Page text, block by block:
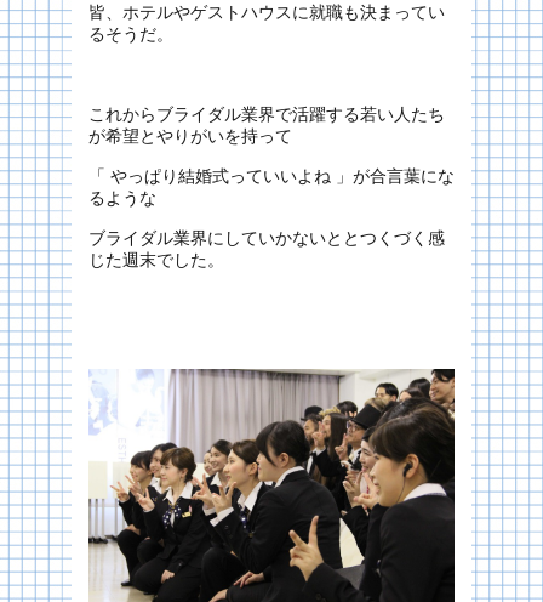
皆、ホテルやゲストハウスに就職も決まってい
るそうだ。
これからブライダル業界で活躍する若い人たち
が希望とやりがいを持って
「 やっぱり結婚式っていいよね 」が合言葉にな
るような
ブライダル業界にしていかないととつくづく感
じた週末でした。